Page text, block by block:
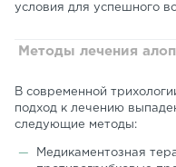
условия для успешного
Методы лечения
В современной
подход к лечению
следующие методы:
Медикаментозная